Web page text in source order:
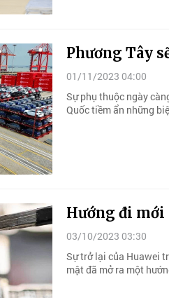
Phương Tây
01/11/2023 04:00
Sự phụ thuộc ngày
Quốc tiềm ẩn những
Hướng đi mới
03/10/2023 03:30
Sự trở lại của Huawei
mật đã mở ra một